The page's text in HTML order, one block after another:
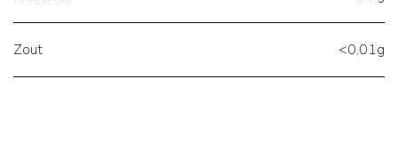
Zout <0,01g